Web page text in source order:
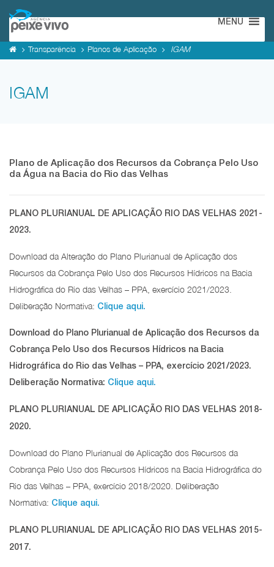
MENU
Transparência Planos de Aplicação IGAM
IGAM
Plano de Aplicação dos Recursos da Cobrança Pelo Uso
da Água na Bacia do Rio das Velhas
PLANO PLURIANUAL DE APLICAÇÃO RIO DAS VELHAS 2021-
2023.
Download da Alteração do Plano Plurianual de Aplicação dos
Recursos da Cobrança Pelo Uso dos Recursos Hídricos na Bacia
Hidrográfica do Rio das Velhas – PPA, exercício 2021/2023.
Deliberação Normativa: Clique aqui.
Download do Plano Plurianual de Aplicação dos Recursos da
Cobrança Pelo Uso dos Recursos Hídricos na Bacia
Hidrográfica do Rio das Velhas – PPA, exercício 2021/2023.
Deliberação Normativa: Clique aqui.
PLANO PLURIANUAL DE APLICAÇÃO RIO DAS VELHAS 2018-
2020.
Download do Plano Plurianual de Aplicação dos Recursos da
Cobrança Pelo Uso dos Recursos Hídricos na Bacia Hidrográfica do
Rio das Velhas – PPA, exercício 2018/2020. Deliberação
Normativa: Clique aqui.
PLANO PLURIANUAL DE APLICAÇÃO RIO DAS VELHAS 2015-
2017.